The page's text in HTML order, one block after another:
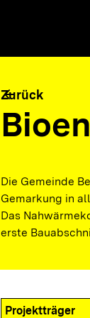
arrow_back
Zurück
Die Gemeinde
Gemarkung in
Das
erste
Projektträger